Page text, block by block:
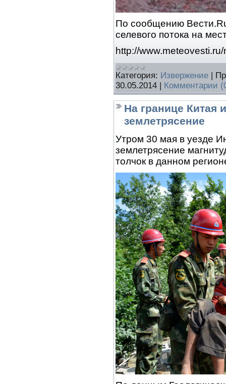
По сообщению
селевого потока на
http://
Категория: Извержение |
30.05.2014 | Комментарии
На границе
землетрясение
Утром 30 мая в уезде
землетрясение
толчок в данном